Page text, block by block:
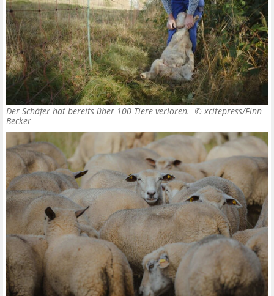
Der Schäfer hat bereits über 100 Tiere verloren. © xcitepress/Finn
Becker